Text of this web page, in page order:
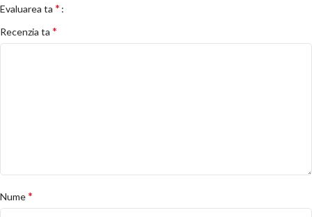
Evaluarea ta *
Recenzia ta *
Nume*